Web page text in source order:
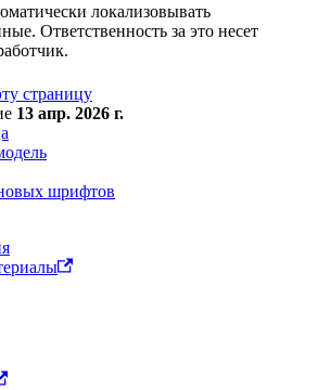
локализовывать
Ответственность за это несет
страницу
13 апр. 2026 г.
шрифтов